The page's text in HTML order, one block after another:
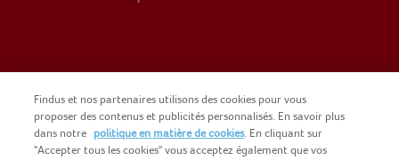
Facebook
Findus et nos partenaires utilisons des cookies pour vous
proposer des contenus et publicités personnalisés. En savoir plus
dans notre politique en matière de cookies. En cliquant sur
"Accepter tous les cookies" vous acceptez également que vos